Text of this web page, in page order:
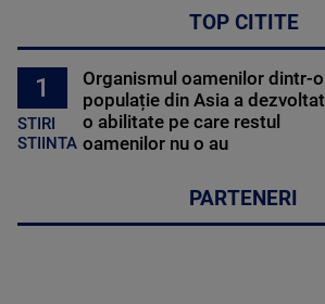
TOP CITITE
1
STIRI
STIINTA
Organismul oamenilor dintr-o
populație din Asia a dezvoltat
o abilitate pe care restul
oamenilor nu o au
PARTENERI